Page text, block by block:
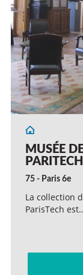
MUSÉE
PARITECH
75 - Paris 6e
La collection
ParisTech